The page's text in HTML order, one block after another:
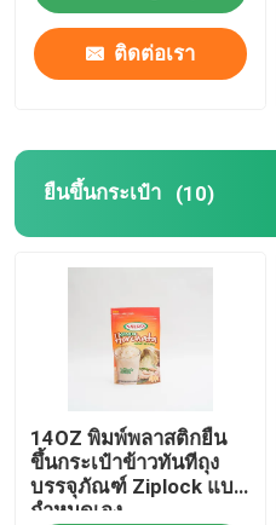
ทุกกรณี
ถุงบรรจุภัณฑ์กาแฟ
ยืนขึ้นกระเป๋า
ฟิล์มบรรจุภัณฑ์อาหาร
บรรจุภัณฑ์อาหารถุงรีไซเคิล
ติดต่อเรา
ยืนขึ้นกระเป๋า (10)
14OZ พิมพ์พลาสติกยืน
ขึ้นกระเป๋าข้าวทันทีถุง
บรรจุภัณฑ์ Ziplock แบบ
กำหนดเอง